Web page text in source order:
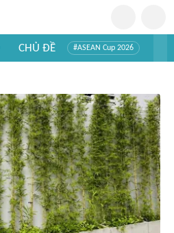
CHỦ ĐỀ #ASEAN Cup 2026